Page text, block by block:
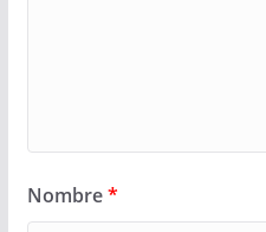
Nombre*